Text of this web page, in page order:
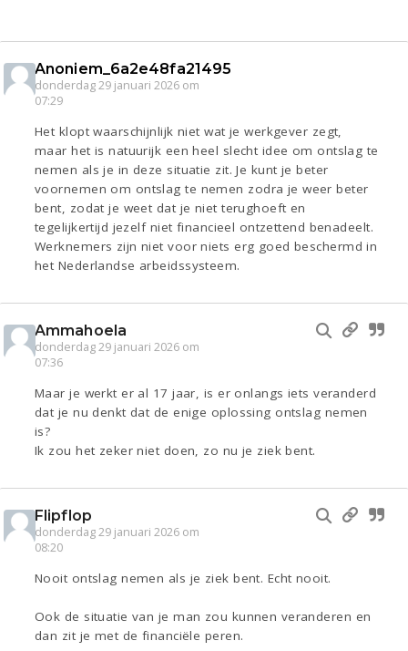
Anoniem_6a2e48fa21495
donderdag 29 januari 2026 om
07:29
Het klopt waarschijnlijk niet wat je werkgever zegt,
maar het is natuurijk een heel slecht idee om ontslag te
nemen als je in deze situatie zit. Je kunt je beter
voornemen om ontslag te nemen zodra je weer beter
bent, zodat je weet dat je niet terughoeft en
tegelijkertijd jezelf niet financieel ontzettend benadeelt.
Werknemers zijn niet voor niets erg goed beschermd in
het Nederlandse arbeidssysteem.
Ammahoela
donderdag 29 januari 2026 om
07:36
Maar je werkt er al 17 jaar, is er onlangs iets veranderd
dat je nu denkt dat de enige oplossing ontslag nemen
is?
Ik zou het zeker niet doen, zo nu je ziek bent.
Flipflop
donderdag 29 januari 2026 om
08:20
Nooit ontslag nemen als je ziek bent. Echt nooit.
Ook de situatie van je man zou kunnen veranderen en
dan zit je met de financiële peren.